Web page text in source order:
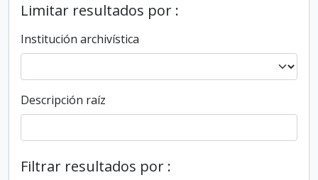
Limitar resultados por :
Institución archivística
Descripción raíz
Filtrar resultados por :